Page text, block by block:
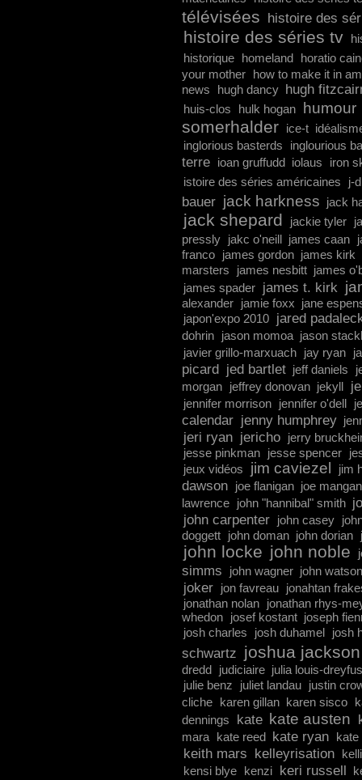
télévisées histoire des
histoire des séries tv
historique homeland horatio
your mother how to make it in
news
hugh dancy hugh
huis-clos hulk hogan humour
somerhalder ice-t
inglorious basterds
inglourious
terre ioan gruffudd iolaus
iron
istoire des séries américaines
j-
bauer jack harkness jack
jack shepard jackie tyler
pressly jakc o'neill james caan
franco james gordon james kirk
marsters
james nesbitt james
james spader james t. kirk
alexander jamie foxx jane
japon'expo 2010 jared
dohrin jason momoa jason
javier grillo-marxuach jay ryan
picard jed bartlet jeff daniels
morgan jeffrey donovan jekyll
jennifer morrison jennifer o'dell
calendar jenny humphrey
jeri ryan jericho jerry
jesse pinkman jesse spencer
jeux vidéos
jim caviezel jim
dawson joe flanigan joe
lawrence john "hannibal" smith
john carpenter john casey
doggett john doman john dorian
john locke john noble
simms john wagner john
joker jon favreau jonahtan
jonathan nolan jonathan rhys-
whedon josef kostant joseph
josh charles
josh duhamel josh
schwartz joshua jackson
dredd judiciaire julia louis-
julie benz
juliet landau justin
cliche karen gillan karen sisco
dennings
kate kate austen
mara kate reed kate ryan kate
keith mars kelleyrisation
kensi blye kenzi keri russell